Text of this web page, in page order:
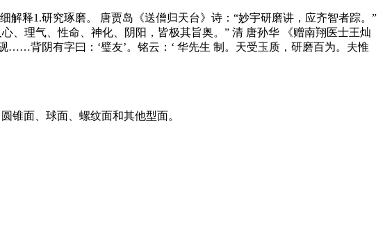
解释1.研究琢磨。 唐贾岛《送僧归天台》诗：“妙宇研磨讲，应齐智者踪。”
、理气、性命、神化、阴阳，皆极其旨奥。” 清 唐孙华 《赠南翔医士王灿
……背阴有字曰：‘璧友’。铭云：‘ 华先生 制。天受玉质，研磨百为。夫惟
锥面、球面、螺纹面和其他型面。